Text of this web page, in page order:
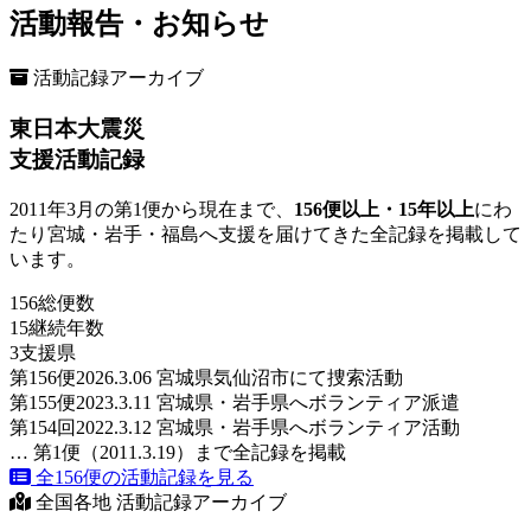
活動報告・お知らせ
活動記録アーカイブ
東日本大震災
支援活動記録
2011年3月の第1便から現在まで、 156便以上・15年以上にわ
たり宮城・岩手・福島へ支援を届けてきた全記録を掲載して
います。
156総便数
15継続年数
3支援県
第156便2026.3.06 宮城県気仙沼市にて捜索活動
第155便2023.3.11 宮城県・岩手県へボランティア派遣
第154回 2022.3.12 宮城県・岩手県へボランティア活動
… 第1便（2011.3.19）まで全記録を掲載
全156便の活動記録を見る
全国各地 活動記録アーカイブ